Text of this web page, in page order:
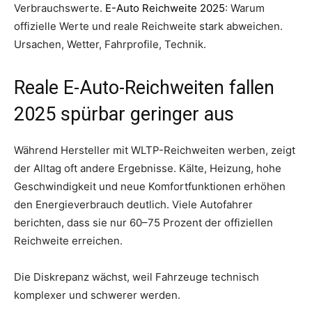
Verbrauchswerte. E-Auto Reichweite 2025: Warum
offizielle Werte und reale Reichweite stark abweichen.
Ursachen, Wetter, Fahrprofile, Technik.
Reale E-Auto-Reichweiten fallen
2025 spürbar geringer aus
Während Hersteller mit WLTP-Reichweiten werben, zeigt
der Alltag oft andere Ergebnisse. Kälte, Heizung, hohe
Geschwindigkeit und neue Komfortfunktionen erhöhen
den Energieverbrauch deutlich. Viele Autofahrer
berichten, dass sie nur 60–75 Prozent der offiziellen
Reichweite erreichen.
Die Diskrepanz wächst, weil Fahrzeuge technisch
komplexer und schwerer werden.